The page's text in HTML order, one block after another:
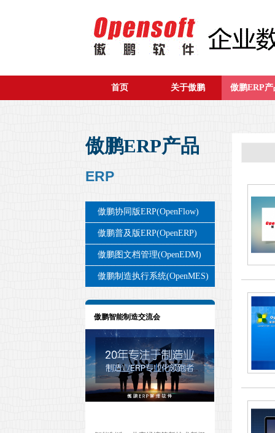
首页 关于傲鹏 傲鹏ERP产
傲鹏ERP产品
ERP
傲鹏协同版ERP(OpenFlow)
傲鹏普及版ERP(OpenERP)
傲鹏图文档管理(OpenEDM)
傲鹏制造执行系统(OpenMES)
傲鹏智能制造交流会